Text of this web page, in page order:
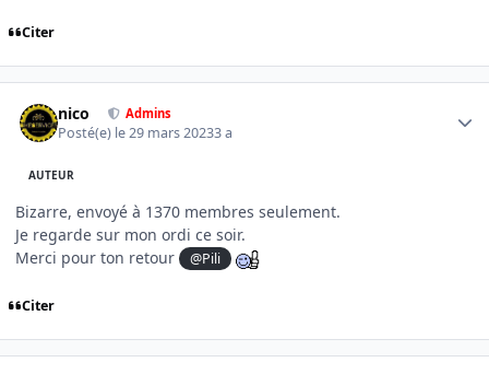
Citer
nico Admins
Posté(e) le 29 mars 20233 a
AUTEUR
Bizarre, envoyé à 1370 membres seulement.
Je regarde sur mon ordi ce soir.
Merci pour ton retour
@Pili
Citer